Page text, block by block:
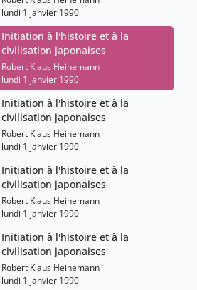
lundi 1 janvier 1990
Initiation à l'histoire et à la
civilisation japonaises
Robert Klaus Heinemann
lundi 1 janvier 1990
Initiation à l'histoire et à la
civilisation japonaises
Robert Klaus Heinemann
lundi 1 janvier 1990
Initiation à l'histoire et à la
civilisation japonaises
Robert Klaus Heinemann
lundi 1 janvier 1990
Initiation à l'histoire et à la
civilisation japonaises
Robert Klaus Heinemann
lundi 1 janvier 1990